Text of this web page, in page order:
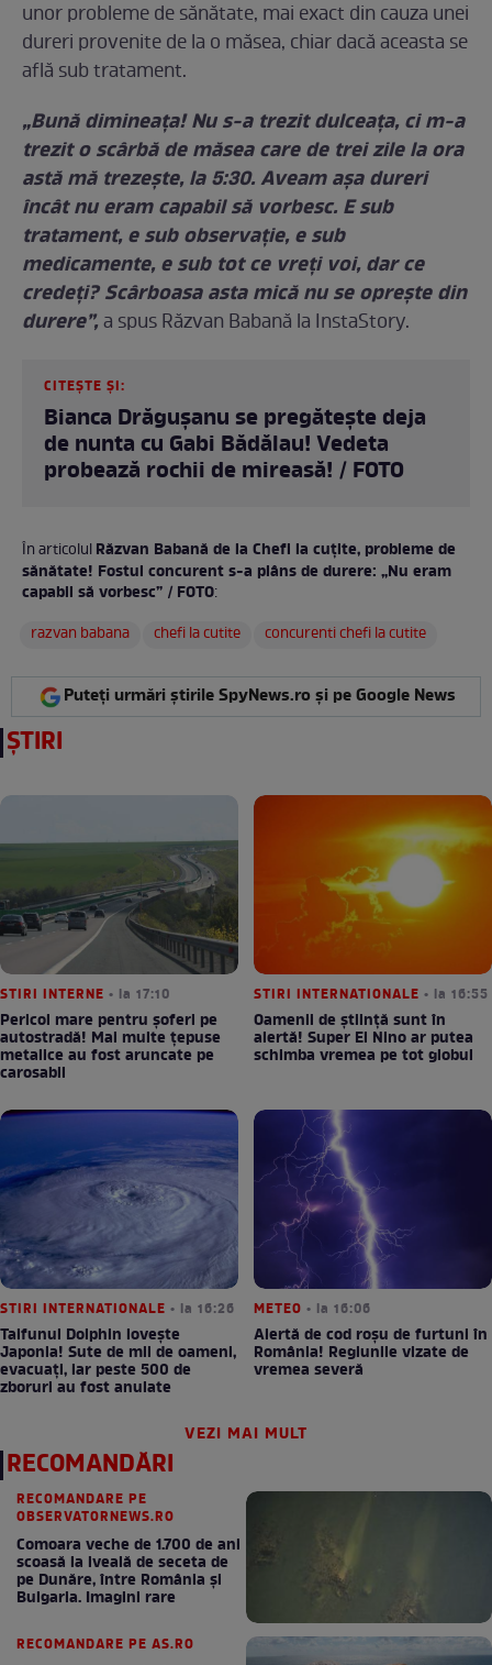
unor probleme de sănătate, mai exact din cauza unei
dureri provenite de la o măsea, chiar dacă aceasta se
află sub tratament.
„Bună dimineața! Nu s-a trezit dulceața, ci m-a
trezit o scârbă de măsea care de trei zile la ora
astă mă trezește, la 5:30. Aveam așa dureri
încât nu eram capabil să vorbesc. E sub
tratament, e sub observație, e sub
medicamente, e sub tot ce vreți voi, dar ce
credeți? Scârboasa asta mică nu se oprește din
durere”,a spus Răzvan Babană la InstaStory.
CITEȘTE ȘI:
Bianca Drăgușanu se pregătește deja
de nunta cu Gabi Bădălau! Vedeta
probează rochii de mireasă! / FOTO
În articolulRăzvan Babană de la Chefi la cuțite, probleme de
sănătate! Fostul concurent s-a plâns de durere: „Nu eram
capabil să vorbesc” / FOTO:
razvan babana
chefi la cutite concurenti chefi la cutite
Puteți urmări știrile SpyNews.ro și pe Google News
ȘTIRI
STIRI INTERNE • la 17:10
Pericol mare pentru șoferi pe
autostradă! Mai multe țepuse
metalice au fost aruncate pe
carosabil
STIRI INTERNATIONALE • la 16:55
Oamenii de știință sunt în
alertă! Super El Nino ar putea
schimba vremea pe tot globul
STIRI INTERNATIONALE • la 16:26
Taifunul Dolphin lovește
Japonia! Sute de mii de oameni,
evacuați, iar peste 500 de
zboruri au fost anulate
METEO • la 16:06
Alertă de cod roșu de furtuni în
România! Regiunile vizate de
vremea severă
VEZI MAI MULT
RECOMANDĂRI
RECOMANDARE PE
OBSERVATORNEWS.RO
Comoara veche de 1.700 de ani
scoasă la iveală de seceta de
pe Dunăre, între România şi
Bulgaria. Imagini rare
RECOMANDARE PE AS.RO